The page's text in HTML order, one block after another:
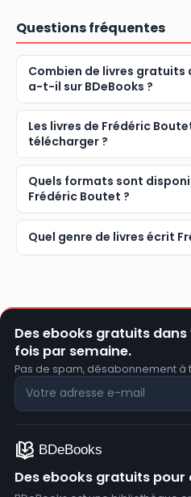
Questions fréquentes
Combien de livres gratuits
a-t-il sur BDeBooks ?
Les livres de Frédéric
télécharger ?
Quels formats sont
Frédéric Boutet ?
Quel genre de livres écrit
Des ebooks gratuits
fois par semaine.
Pas de spam, désabonnement à
Des ebooks gratuits